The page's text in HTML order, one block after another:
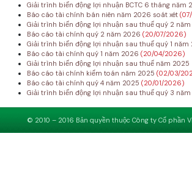
Giải trình biến động lợi nhuận BCTC 6 tháng năm
Báo cáo tài chính bán niên năm 2026 soát xét
Giải trình biến động lợi nhuận sau thuế quý 2
Báo cáo tài chính quý 2 năm 2026 (20/07/2026)
Giải trình biến động lợi nhuận sau thuế quý 1 năm
Báo cáo tài chính quý 1 năm 2026 (20/04/2026)
Giải trình biến động lợi nhuận sau thuế năm 2025
Báo cáo tài chính kiểm toán năm 2025 (02/03/
Báo cáo tài chính quý 4 năm 2025 (20/01/2026)
Giải trình biến động lợi nhuận sau thuế quý 3
© 2010 – 2016 Bản quyền thuộc Công ty Cổ phần